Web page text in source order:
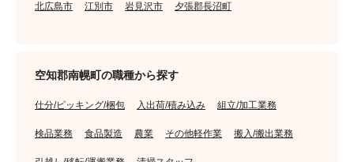
北広島市 江別市 岩見沢市 夕張郡長沼町
空知郡南幌町の職種から探す
仕分/ピッキング/梱包 入出荷/積み込み 組立/加工業務
検品業務 食品製造 農業 その他軽作業 搬入/搬出業務